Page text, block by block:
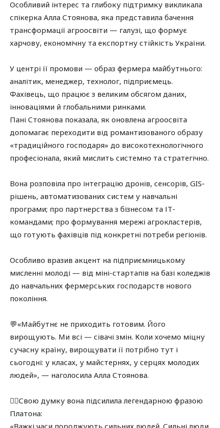
Особливий інтерес та глибоку підтримку викликала
спікерка Алла Стоянова, яка представила бачення
трансформації агроосвіти — галузі, що формує
харчову, економічну та експортну стійкість України.
У центрі її промови — образ фермера майбутнього:
аналітик, менеджер, технолог, підприємець.
Фахівець, що працює з великим обсягом даних,
інноваціями й глобальними ринками.
Пані Стоянова показала, як оновлена агроосвіта
допомагає переходити від романтизованого образу
«традиційного господаря» до високотехнологічного
професіонала, який мислить системно та стратегічно.
Вона розповіла про інтеграцію дронів, сенсорів, GIS-
рішень, автоматизованих систем у навчальні
програми; про партнерства з бізнесом та ІТ-
командами; про формування мережі агрокластерів,
що готують фахівців під конкретні потреби регіонів.
Особливо вразив акцент на підприємницькому
мисленні молоді — від міні-стартапів на базі коледжів
до навчальних фермерських господарств нового
покоління.
💬«Майбутнє не приходить готовим. Його
вирощують. Ми всі — сівачі змін. Коли хочемо міцну
сучасну країну, вирощувати її потрібно тут і
сьогодні: у класах, у майстернях, у серцях молодих
людей», — наголосила Алла Стоянова.
✍🏻Свою думку вона підсилила легендарною фразою
Платона:
«Важкі часи породжують сильних людей. Сильні люди